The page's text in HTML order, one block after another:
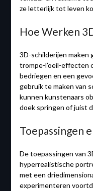
ze letterlijk tot leven
Hoe Werken
3D-schilderijen maken
trompe-l’oeil-effecten
bedriegen en een
gebruik te maken van
kunnen kunstenaars
doek springen of juist
Toepassingen
De toepassingen van
hyperrealistische
met een
experimenteren